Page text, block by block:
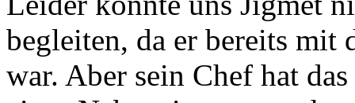
begleiten, da er bereits mit
war. Aber sein Chef hat